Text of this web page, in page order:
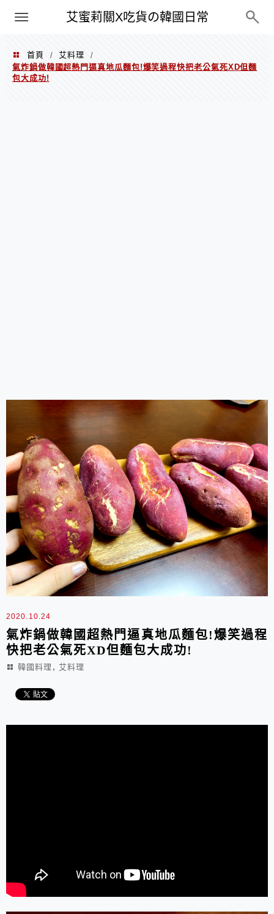
艾蜜莉關X吃貨の韓國日常
PXN
首頁 / 艾料理
/
氣炸鍋做韓國超熱門逼真地瓜麵包!爆笑過程快把老公氣死XD但麵
包大成功!
2020.10.24
氣炸鍋做韓國超熱門逼真地瓜麵包!爆笑過程
快把老公氣死XD但麵包大成功!
韓國料理 , 艾料理